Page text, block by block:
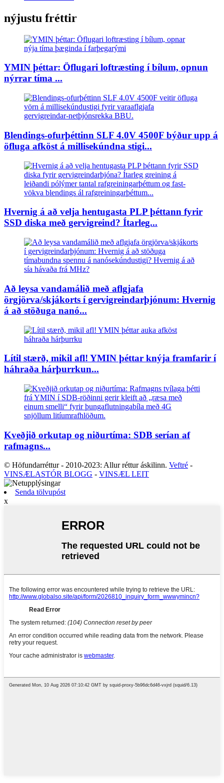
nýjustu fréttir
YMIN þéttar: Öflugari loftræsting í bílum, opnun
nýrrar tíma ...
Blendings-ofurþéttinn SLF 4.0V 4500F býður upp á
öfluga afköst á millisekúndna stigi...
Hvernig á að velja hentugasta PLP þéttann fyrir
SSD diska með gervigreind? Ítarleg...
Að leysa vandamálið með aflgjafa
örgjörva/skjákorts í gervigreindarþjónum: Hvernig
á að stöðuga nanó...
Lítil stærð, mikil afl! YMIN þéttar knýja framfarir í
háhraða hárþurrkun...
Kveðjið orkutap og niðurtíma: SDB serían af
rafmagns...
© Höfundarréttur - 2010-2023: Allur réttur áskilinn. Veftré -
VINSÆLASTÓR BLOGG - VINSÆL LEIT
Senda tölvupóst
x